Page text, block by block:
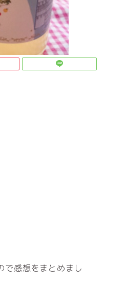
で感想をまとめまし